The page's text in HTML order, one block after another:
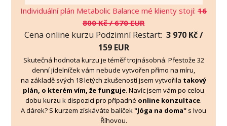
Individuální plán Metabolic Balance mé klienty stojí: 16
800 Kč / 670 EUR
Cena online kurzu Podzimní Restart: 3 970 Kč /
159 EUR
Skutečná hodnota kurzu je téměř trojnásobná. Přestože 32
denní jídelníček vám nebude vytvořen přímo na míru,
na základě svých 18 letých zkušeností jsem vytvořila takový
plán, o kterém vím, že funguje. Navíc jsem vám po celou
dobu kurzu k dispozici pro případné online konzultace.
A dárek? S kurzem získáváte balíček"Jóga na doma" s Ivou
Říhovou.